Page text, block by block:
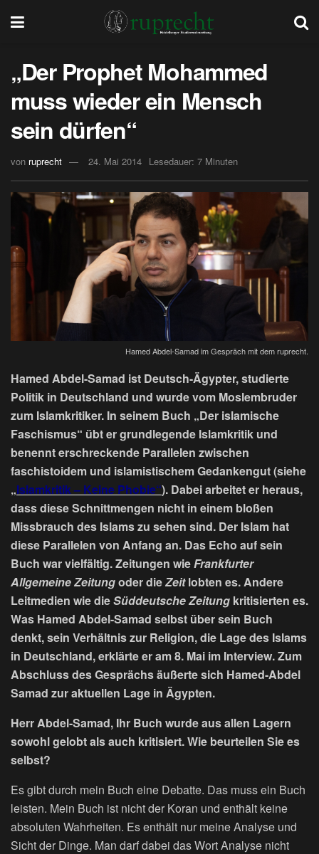
„Der Prophet Mohammed
muss wieder ein Mensch
sein dürfen“
von ruprecht 24. Mai 2014 Lesedauer: 7 Minuten
Hamed Abdel-Samad im Gespräch mit dem ruprecht.
Hamed Abdel-Samad ist Deutsch-Ägypter, studierte
Politik in Deutschland und wurde vom Moslembruder
zum Islamkritiker. In seinem Buch „Der islamische
Faschismus“ übt er grundlegende Islamkritik und
benennt erschreckende Parallelen zwischen
faschistoidem und islamistischem Gedankengut (siehe
„Islamkritik – Keine Phobie“). Dabei arbeitet er heraus,
dass diese Schnittmengen nicht in einem bloßen
Missbrauch des Islams zu sehen sind. Der Islam hat
diese Parallelen von Anfang an. Das Echo auf sein
Buch war vielfältig. Zeitungen wieFrankfurter
Allgemeine Zeitungoder dieZeitlobten es. Andere
Leitmedien wie dieSüddeutsche Zeitung kritisierten es.
Was Hamed Abdel-Samad selbst über sein Buch
denkt, sein Verhältnis zur Religion, die Lage des Islams
in Deutschland, erklärte er am 8. Mai im Interview. Zum
Abschluss des Gesprächs äußerte sich Hamed-Abdel
Samad zur aktuellen Lage in Ägypten.
Herr Abdel-Samad, Ihr Buch wurde aus allen Lagern
sowohl gelobt als auch kritisiert. Wie beurteilen Sie es
selbst?
Es gibt durch mein Buch eine Debatte. Das muss ein Buch
leisten. Mein Buch ist nicht der Koran und enthält keine
absoluten Wahrheiten. Es enthält nur meine Analyse und
Sicht der Dinge. Man darf dabei das Wort Analyse nicht